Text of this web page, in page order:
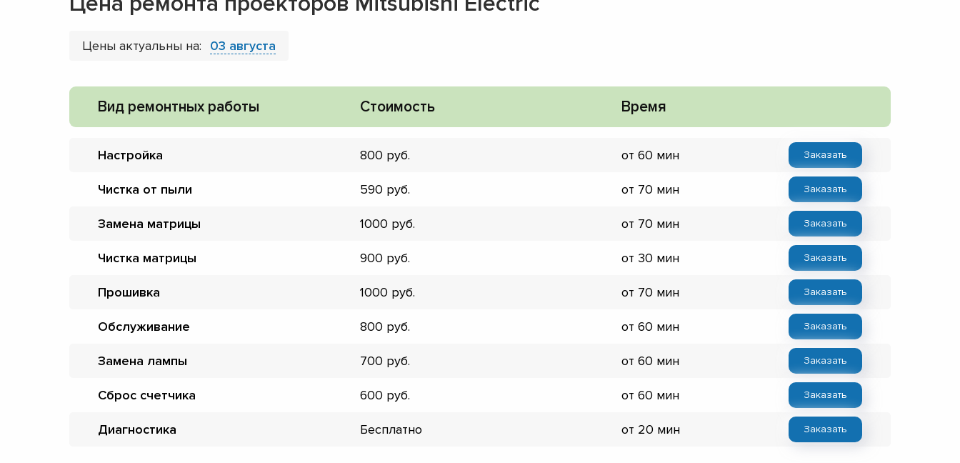
Цены актуальны на: 03 августа
Вид ремонтных работы Стоимость Время
Настройка 800 от 60 мин Заказать
Чистка от пыли 590 от 70 мин Заказать
Замена матрицы 1000 от 70 мин Заказать
Чистка матрицы 900 от 30 мин Заказать
Прошивка 1000 от 70 мин Заказать
Обслуживание 800 от 60 мин Заказать
Замена лампы 700 от 60 мин Заказать
Сброс счетчика 600 от 60 мин Заказать
Диагностика Бесплатно от 20 мин Заказать